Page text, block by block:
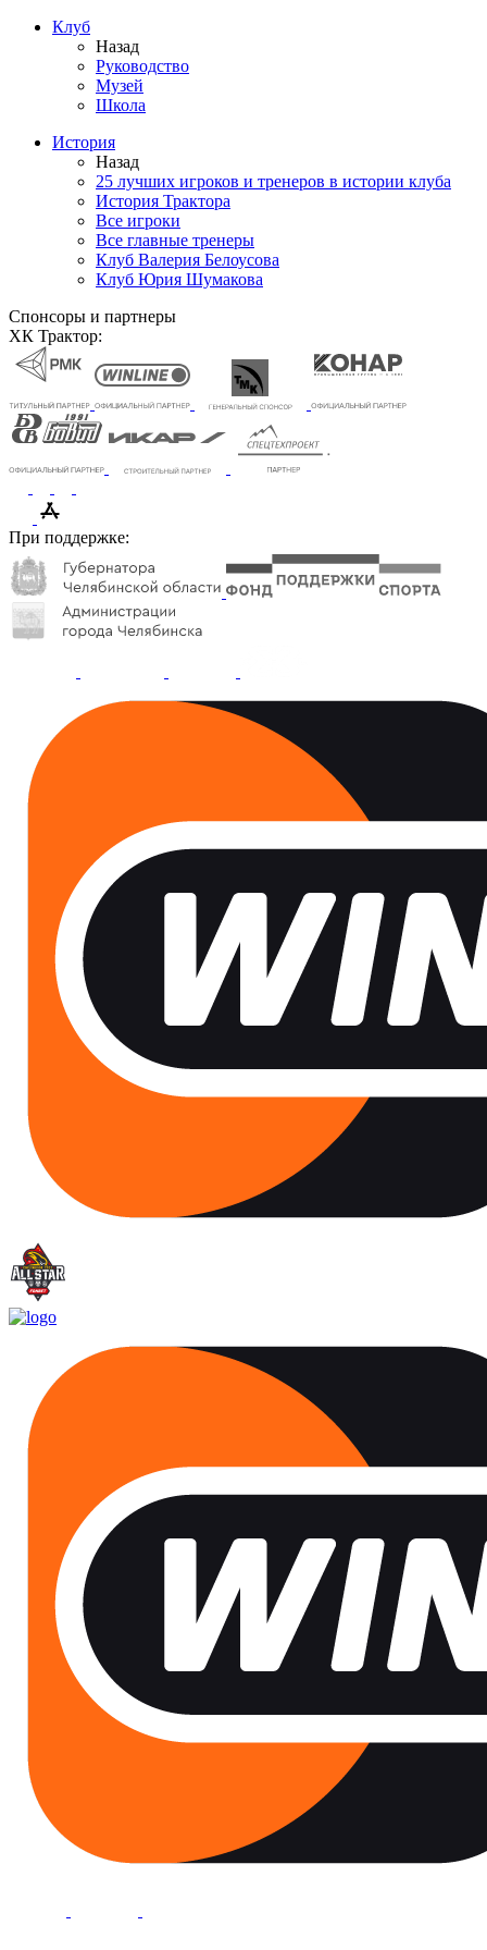
Клуб
Назад
Руководство
Музей
Школа
История
Назад
25 лучших игроков и тренеров в истории клуба
История Трактора
Все игроки
Все главные тренеры
Клуб Валерия Белоусова
Клуб Юрия Шумакова
Спонсоры и партнеры
ХК Трактор:
При поддержке: